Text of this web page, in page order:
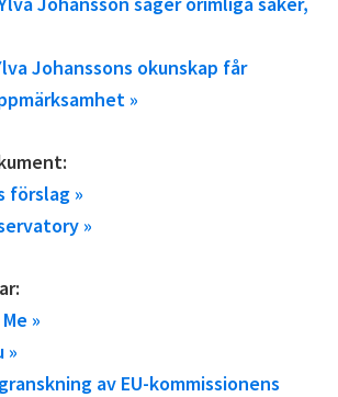
Johanssons okunskap får
»
förslag »
»
»
»
av EU-kommissionens